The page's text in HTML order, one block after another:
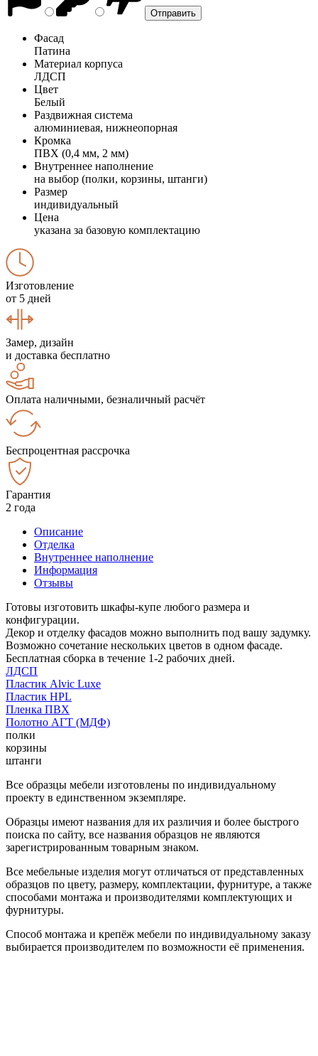
Фасад
Патина
Материал корпуса
ЛДСП
Цвет
Белый
Раздвижная система
алюминиевая, нижнеопорная
Кромка
ПВХ (0,4 мм, 2 мм)
Внутреннее наполнение
на выбор (полки, корзины, штанги)
Размер
индивидуальный
Цена
указана за базовую комплектацию
Изготовление
от 5 дней
Замер, дизайн
и доставка бесплатно
Оплата наличными, безналичный расчёт
Беспроцентная рассрочка
Гарантия
2 года
Описание
Отделка
Внутреннее наполнение
Информация
Отзывы
Готовы изготовить шкафы-купе любого размера и
конфигурации.
Декор и отделку фасадов можно выполнить под вашу задумку.
Возможно сочетание нескольких цветов в одном фасаде.
Бесплатная сборка в течение 1-2 рабочих дней.
ЛДСП
Пластик Alvic Luxe
Пластик HPL
Пленка ПВХ
Полотно АГТ (МДФ)
полки
корзины
штанги
Все образцы мебели изготовлены по индивидуальному
проекту в единственном экземпляре.
Образцы имеют названия для их различия и более быстрого
поиска по сайту, все названия образцов не являются
зарегистрированным товарным знаком.
Все мебельные изделия могут отличаться от представленных
образцов по цвету, размеру, комплектации, фурнитуре, а также
способами монтажа и производителями комплектующих и
фурнитуры.
Способ монтажа и крепёж мебели по индивидуальному заказу
выбирается производителем по возможности её применения.